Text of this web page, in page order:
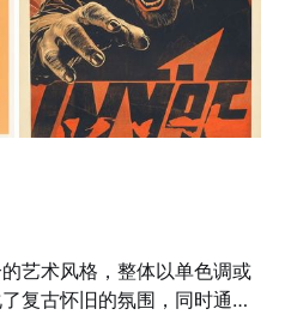
艺术风格，整体以单色调或
复古怀旧的氛围，同时通过